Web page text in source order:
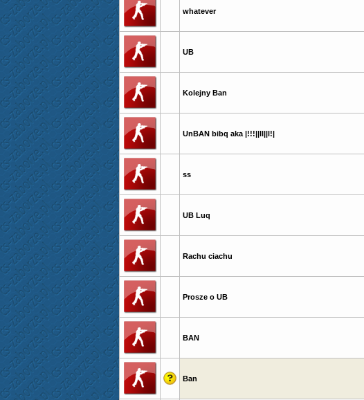
whatever
UB
Kolejny Ban
UnBAN bibq aka |!!!||ll||l!|
ss
UB Luq
Rachu ciachu
Prosze o UB
BAN
Ban